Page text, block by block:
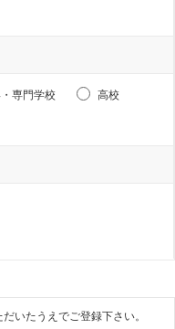
専門学校
高校
いたうえでご登録下さい。